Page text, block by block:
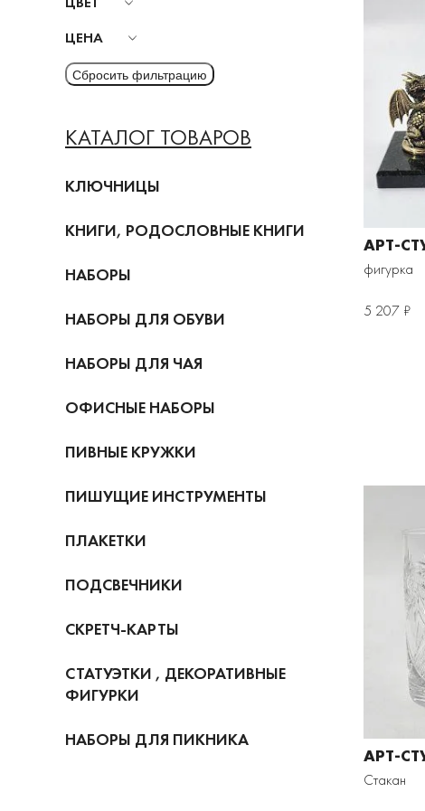
ЦЕНА
КАТАЛОГ ТОВАРОВ
КЛЮЧНИЦЫ
КНИГИ, РОДОСЛОВНЫЕ КНИГИ
НАБОРЫ
НАБОРЫ ДЛЯ ОБУВИ
НАБОРЫ ДЛЯ ЧАЯ
ОФИСНЫЕ НАБОРЫ
ПИВНЫЕ КРУЖКИ
ПИШУЩИЕ ИНСТРУМЕНТЫ
ПЛАКЕТКИ
ПОДСВЕЧНИКИ
СКРЕТЧ-КАРТЫ
СТАТУЭТКИ , ДЕКОРАТИВНЫЕ
ФИГУРКИ
НАБОРЫ ДЛЯ ПИКНИКА
АРТ-
фигурка
5 207 ₽
АРТ-
Стакан